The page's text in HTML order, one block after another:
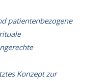
patientenbezogene
Konzept zur